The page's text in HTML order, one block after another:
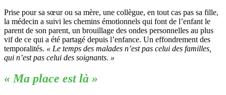
Prise pour sa sœur ou sa mère, une collègue, en tout cas pas sa fille,
la médecin a suivi les chemins émotionnels qui font de l’enfant le
parent de son parent, un brouillage des ondes personnelles au plus
vif de ce qui a été partagé depuis l’enfance. Un effondrement des
temporalités. « Le temps des malades n’est pas celui des familles,
qui n’est pas celui des soignants. »
« Ma place est là »